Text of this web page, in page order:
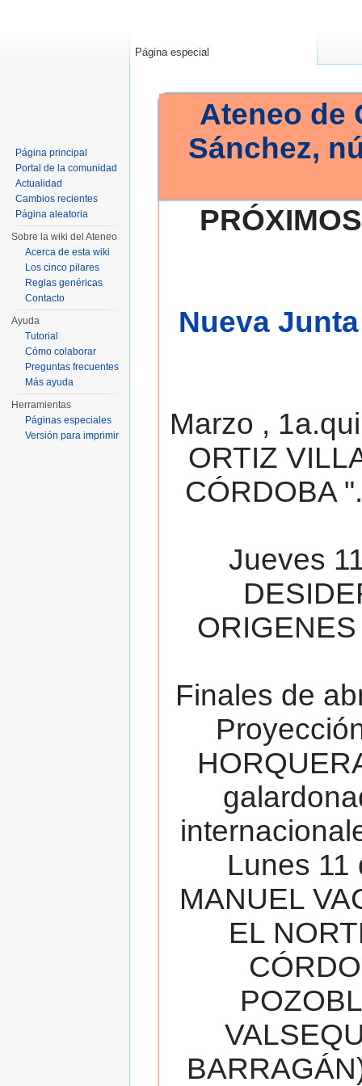
Ateneo de
Sánchez,
Nueva
Marzo ,
ORTIZ
CÓRDOBA
Jueves
Finales de
Lunes 11
MANUEL
EL
Página especial
Página principal
Portal de la comunidad
Actualidad
Cambios recientes
Página aleatoria
Sobre la wiki del Ateneo
Acerca de esta wiki
Los cinco pilares
Reglas genéricas
Contacto
Ayuda
Tutorial
Cómo colaborar
Preguntas frecuentes
Más ayuda
Herramientas
Páginas especiales
Versión para imprimir